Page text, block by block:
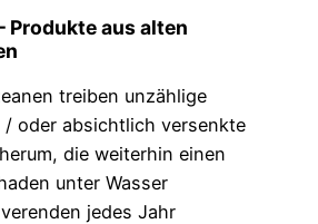
Produkte aus alten
treiben unzählige
/ oder absichtlich versenkte
die weiterhin einen
unter Wasser
jedes Jahr